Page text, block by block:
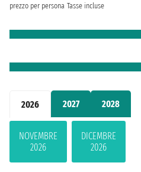
2026 2027 2028
NOVEMBRE
2026
DICEMBRE
2026
prezzo per persona Tasse incluse